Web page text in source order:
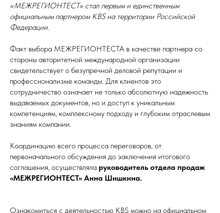
«МЕЖРЕГИОНТЕСТ» стал первым и единственным
официальным партнером KBS на территории Российской
Федерации.
Факт выбора МЕЖРЕГИОНТЕСТА в качестве партнера со
стороны авторитетной международной организации
свидетельствует о безупречной деловой репутации и
профессионализме команды. Для клиентов это
сотрудничество означает не только абсолютную надежность
выдаваемых документов, но и доступ к уникальным
компетенциям, комплексному подходу и глубоким отраслевым
знаниям компании.
Координацию всего процесса переговоров, от
первоначального обсуждения до заключения итогового
соглашения, осуществляла руководитель отдела продаж
«МЕЖРЕГИОНТЕСТ» Анна Шишкина.
Ознакомиться с деятельностью KBS можно на официальном